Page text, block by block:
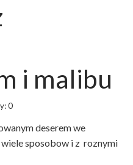
i malibu
0
deserem we
sposobow i z roznymi